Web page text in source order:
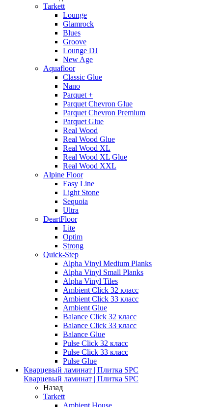
Tarkett
Lounge
Glamrock
Blues
Groove
Lounge DJ
New Age
Aquafloor
Classic Glue
Nano
Parquet +
Parquet Chevron Glue
Parquet Chevron Premium
Parquet Glue
Real Wood
Real Wood Glue
Real Wood XL
Real Wood XL Glue
Real Wood XXL
Alpine Floor
Easy Line
Light Stone
Sequoia
Ultra
DeartFloor
Lite
Optim
Strong
Quick-Step
Alpha Vinyl Medium Planks
Alpha Vinyl Small Planks
Alpha Vinyl Tiles
Ambient Click 32 класс
Ambient Click 33 класс
Ambient Glue
Balance Click 32 класс
Balance Click 33 класс
Balance Glue
Pulse Click 32 класс
Pulse Click 33 класс
Pulse Glue
Кварцевый ламинат | Плитка SPC
Кварцевый ламинат | Плитка SPC
Назад
Tarkett
Ambient House